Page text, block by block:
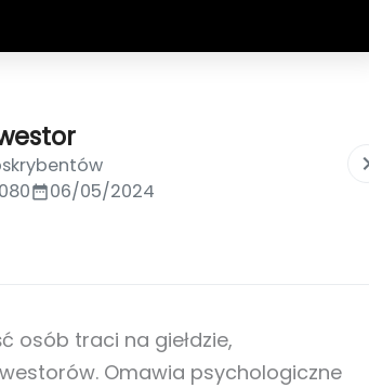
06/05/2024
osób traci na giełdzie,
Omawia psychologiczne